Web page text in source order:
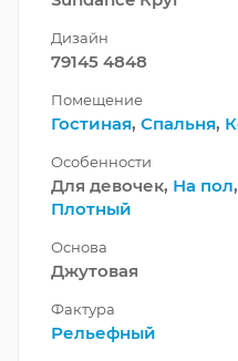
Дизайн
79145 4848
Помещение
Гостиная, Спальня,
Особенности
Для девочек, На пол,
Плотный
Основа
Джутовая
Фактура
Рельефный